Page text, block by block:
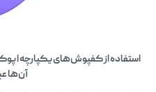
استفاده از کفپوش‌های یکپارچه
آن‌ها